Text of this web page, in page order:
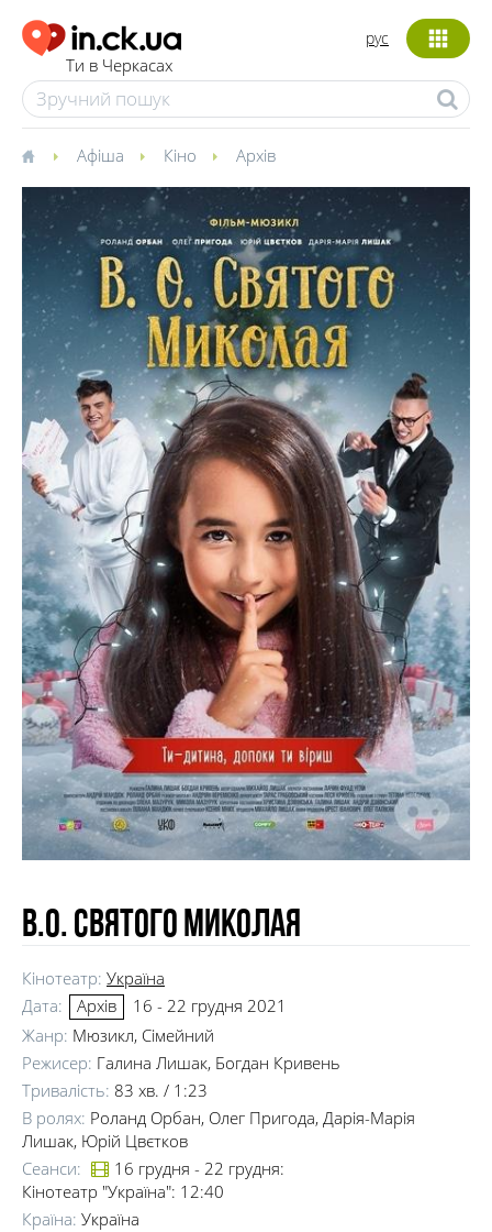
Ти в Черкасах
рус
Афіша Кіно Архів
В.О. Святого Миколая
Кінотеатр: Україна
Дата:
Архів
16 - 22 грудня 2021
Жанр: Мюзикл, Сімейний
Режисер: Галина Лишак, Богдан Кривень
Тривалість: 83 хв. / 1:23
В ролях: Роланд Орбан, Олег Пригода, Дарія-Марія
Лишак, Юрій Цвєтков
Сеанси:
16 грудня - 22 грудня:
Кінотеатр "Україна": 12:40
Країна: Україна